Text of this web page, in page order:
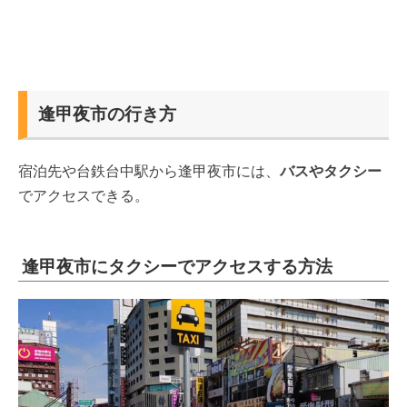
逢甲夜市の行き方
宿泊先や台鉄台中駅から逢甲夜市には、バスやタクシー
でアクセスできる。
逢甲夜市にタクシーでアクセスする方法